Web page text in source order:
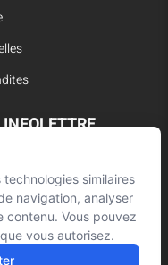
pour vos interventions
de L’Arsenal.
similaires
navigation, analyser
contenu. Vous pouvez
vous autorisez.